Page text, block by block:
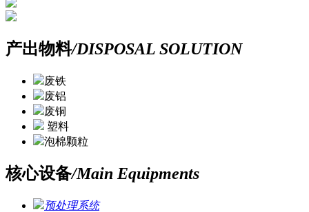
产出物料/DISPOSAL SOLUTION
废铁
废铝
废铜
塑料
泡棉颗粒
核心设备/Main Equipments
预处理系统